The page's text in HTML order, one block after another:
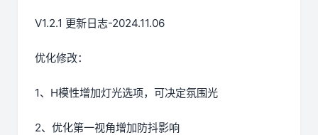
V1.2.1 更新日志-2024.11.06
优化修改：
1、H模性增加灯光选项，可决定氛围光
2、优化第一视角增加防抖影响